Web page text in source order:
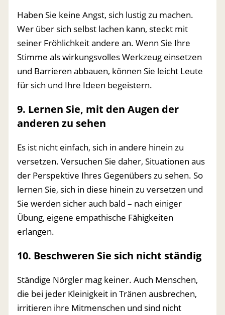
Haben Sie keine Angst, sich lustig zu machen.
Wer über sich selbst lachen kann, steckt mit
seiner Fröhlichkeit andere an. Wenn Sie Ihre
Stimme als wirkungsvolles Werkzeug einsetzen
und Barrieren abbauen, können Sie leicht Leute
für sich und Ihre Ideen begeistern.
9. Lernen Sie, mit den Augen der
anderen zu sehen
Es ist nicht einfach, sich in andere hinein zu
versetzen. Versuchen Sie daher, Situationen aus
der Perspektive Ihres Gegenübers zu sehen. So
lernen Sie, sich in diese hinein zu versetzen und
Sie werden sicher auch bald – nach einiger
Übung, eigene empathische Fähigkeiten
erlangen.
10. Beschweren Sie sich nicht ständig
Ständige Nörgler mag keiner. Auch Menschen,
die bei jeder Kleinigkeit in Tränen ausbrechen,
irritieren ihre Mitmenschen und sind nicht